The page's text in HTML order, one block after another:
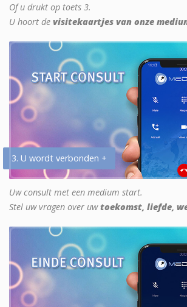
Of u drukt op toets 3.
U hoort de visitekaartjes van onze
3. U wordt verbonden +
Uw consult met een medium start.
Stel uw vragen over uwtoekomst, liefde,